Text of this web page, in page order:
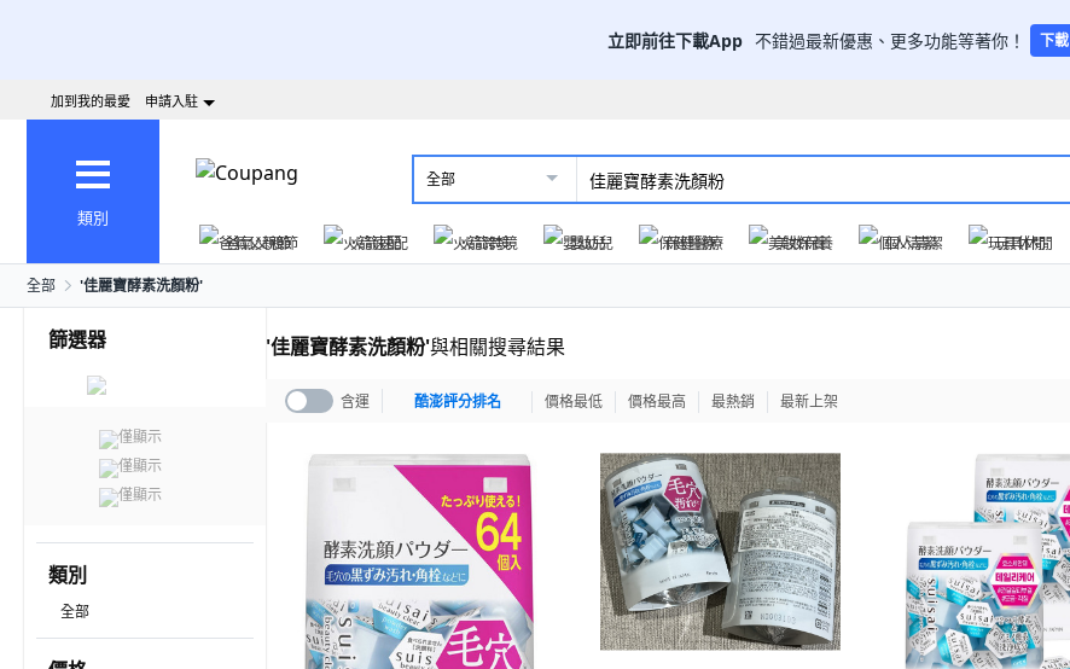
立即前往下載App 不錯過最新優惠、更多功能等著你！ 下載
加到我的最愛 申請入駐
類別
全部
爸氣父親節
火箭速配 火箭跨境 嬰幼兒 保健醫療 美妝保養 個人清潔 玩具休閒
全部 '佳麗寶酵素洗顏粉'
篩選器
僅顯示
僅顯示
僅顯示
類別
全部
'佳麗寶酵素洗顏粉'與相關搜尋結果
含運 酷澎評分排名 價格最低 價格最高 最熱銷 最新上架